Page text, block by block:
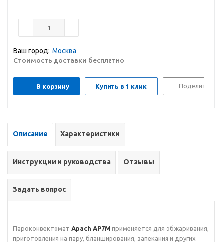
Ваш город: Москва
Стоимость доставки бесплатно
В корзину Купить в 1 клик Поделиться
Описание Характеристики
Инструкции и руководства Отзывы
Задать вопрос
Пароконвектомат Apach AP7M применяется для обжаривания,
приготовления на пару, бланширования, запекания и других